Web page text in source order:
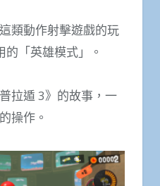
類動作射擊遊戲的玩
「英雄模式」。
拉遁 3》的故事，一
操作。